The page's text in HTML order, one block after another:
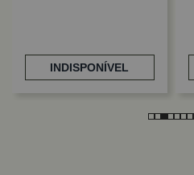
INDISPONÍVEL